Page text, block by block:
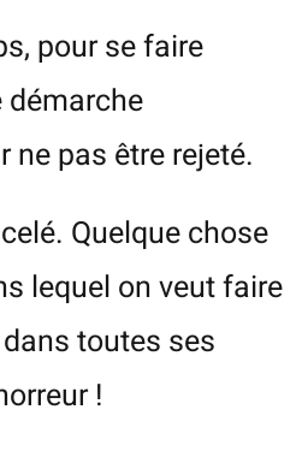
pour se faire
démarche
ne pas être rejeté.
Quelque chose
lequel on veut faire
toutes ses
!